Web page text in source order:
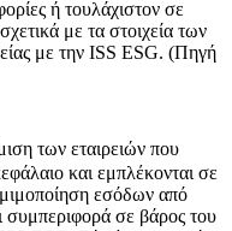
ή τουλάχιστον σε
με τα στοιχεία των
με την ISS ESG. (Πηγή
των εταιρειών που
και εμπλέκονται σε
εσόδων από
συμπεριφορά σε βάρος του